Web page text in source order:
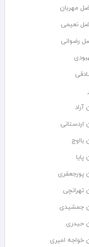
مهربان
نعیمی
رضوانی
آراد
اردستانی
بااوج
پورجعفری
تهرانچی
جمشیدی
حیدری
خواجه امیری